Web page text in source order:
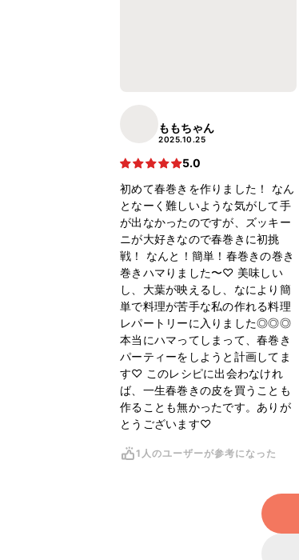
ももちゃん
2025.10.25
5.0
初めて春巻きを作りました！ なん
となーく難しいような気がして手
が出なかったのですが、ズッキー
ニが大好きなので春巻きに初挑
戦！ なんと！簡単！春巻きの巻き
巻きハマりました〜♡ 美味しい
し、大葉が映えるし、なにより簡
単で料理が苦手な私の作れる料理
レパートリーに入りました◎◎◎
本当にハマってしまって、春巻き
パーティーをしようと計画してま
す♡ このレシピに出会わなけれ
ば、一生春巻きの皮を買うことも
作ることも無かったです。ありが
とうございます♡
1人のユーザーが参考になった